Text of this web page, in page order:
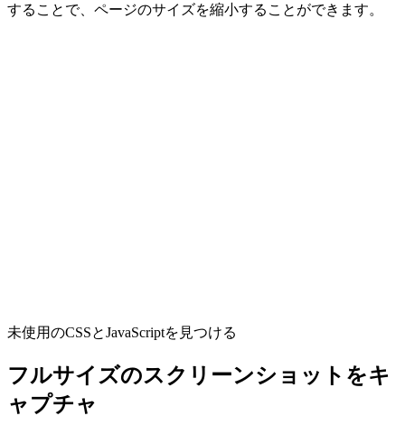
することで、ページのサイズを縮小することができます。
未使用のCSSとJavaScriptを見つける
フルサイズのスクリーンショットをキ
ャプチャ